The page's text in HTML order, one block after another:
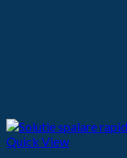
Quick View